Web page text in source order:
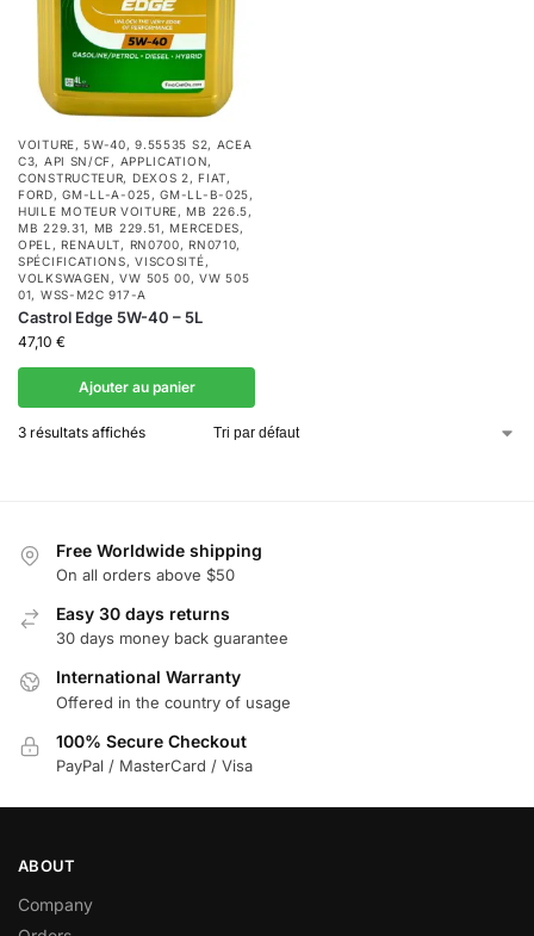
VOITURE,5W-40,9.55535 S2, ACEA
C3, API SN/CF, APPLICATION,
CONSTRUCTEUR, DEXOS 2,FIAT,
FORD,GM-LL-A-025,GM-LL-B-025,
HUILE MOTEUR VOITURE,MB 226.5,
MB 229.31, MB 229.51,MERCEDES,
OPEL ,RENAULT, RN0700,RN0710,
SPÉCIFICATIONS,VISCOSITÉ,
VOLKSWAGEN ,VW 505 00,VW 505
01, WSS-M2C 917-A
Castrol Edge 5W-40 – 5L
47,10 €
Ajouter au panier
3 résultats affichés
Free Worldwide shipping
On all orders above $50
Easy 30 days returns
30 days money back guarantee
International Warranty
Offered in the country of usage
100% Secure Checkout
PayPal / MasterCard / Visa
ABOUT
Company